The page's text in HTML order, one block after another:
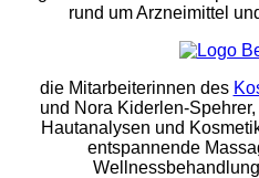
rund um Arzneimittel
die Mitarbeiterinnen des
und Nora Kiderlen-
Hautanalysen und
entspannende